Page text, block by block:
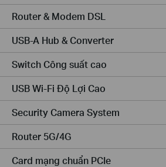
Router & Modem DSL
USB-A Hub & Converter
Switch Công suất cao
USB Wi-Fi Độ Lợi Cao
Security Camera System
Router 5G/4G
Card mạng chuẩn PCIe